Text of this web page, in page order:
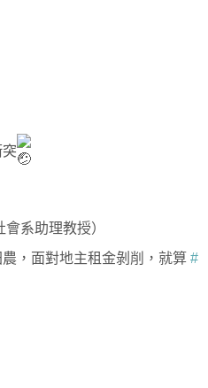
系助理教授）
，面對地主租金剝削，就算 #